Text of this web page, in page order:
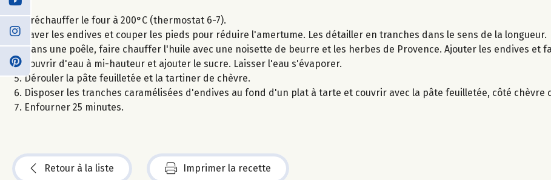
Préchauffer le four à 200°C (thermostat 6-7).
Laver les endives et couper les pieds pour réduire l'amertume. Les détailler en tranches dans le sens de la longueur.
Dans une poêle, faire chauffer l'huile avec une noisette de beurre et les herbes de Provence. Ajouter les endives et
Couvrir d'eau à mi-hauteur et ajouter le sucre. Laisser l'eau s'évaporer.
Dérouler la pâte feuilletée et la tartiner de chèvre.
Disposer les tranches caramélisées d'endives au fond d'un plat à tarte et couvrir avec la pâte feuilletée, côté chèvre
Enfourner 25 minutes.
Retour à la liste Imprimer la recette